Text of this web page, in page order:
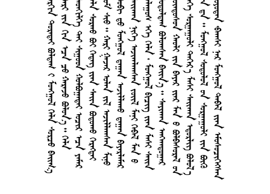
                                                                       